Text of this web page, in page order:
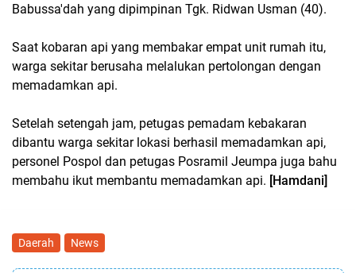
Babussa'dah yang dipimpinan Tgk. Ridwan Usman (40).
Saat kobaran api yang membakar empat unit rumah itu,
warga sekitar berusaha melalukan pertolongan dengan
memadamkan api.
Setelah setengah jam, petugas pemadam kebakaran
dibantu warga sekitar lokasi berhasil memadamkan api,
personel Pospol dan petugas Posramil Jeumpa juga bahu
membahu ikut membantu memadamkan api. [Hamdani]
Daerah News